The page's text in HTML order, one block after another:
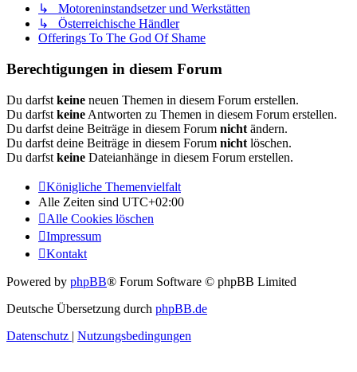
↳ Motoreninstandsetzer und Werkstätten
↳ Österreichische Händler
Offerings To The God Of Shame
Berechtigungen in diesem Forum
Du darfst keine neuen Themen in diesem Forum erstellen.
Du darfst keine Antworten zu Themen in diesem Forum erstellen.
Du darfst deine Beiträge in diesem Forum nicht ändern.
Du darfst deine Beiträge in diesem Forum nicht löschen.
Du darfst keine Dateianhänge in diesem Forum erstellen.
Königliche Themenvielfalt
Alle Zeiten sind UTC+02:00
Alle Cookies löschen
Impressum
Kontakt
Powered by phpBB® Forum Software © phpBB Limited
Deutsche Übersetzung durch phpBB.de
Datenschutz | Nutzungsbedingungen